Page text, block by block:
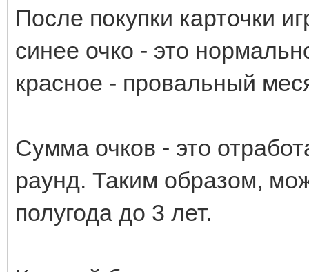
После покупки карточки
синее очко - это
красное - провальный
Сумма очков - это
раунд. Таким образом,
полугода до 3 лет.